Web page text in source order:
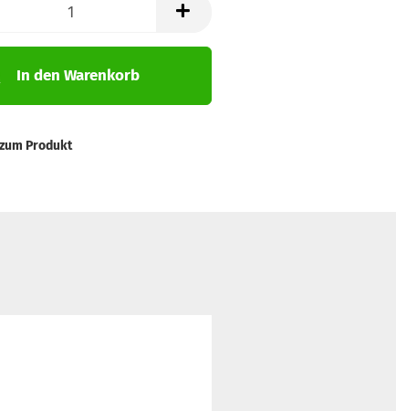
In den Warenkorb
Produkt